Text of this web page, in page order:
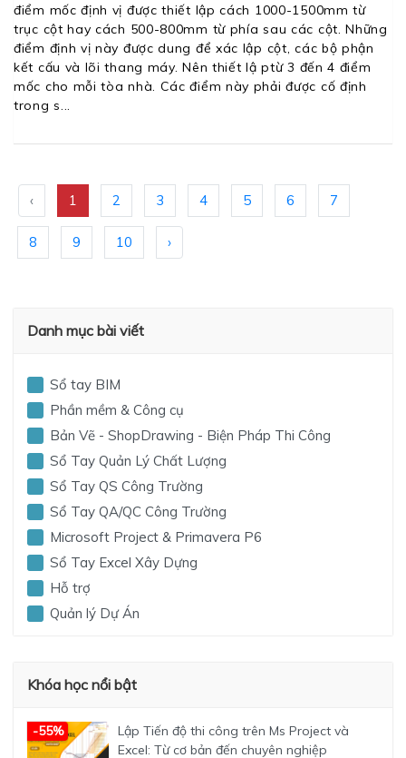
điểm mốc định vị được thiết lập cách 1000-1500mm từ
trục cột hay cách 500-800mm từ phía sau các cột. Những
điểm định vị này được dung để xác lập cột, các bộ phận
kết cấu và lõi thang máy. Nên thiết lậ ptừ 3 đến 4 điểm
mốc cho mỗi tòa nhà. Các điểm này phải được cố định
trong s
‹ 1 2 3 4 5 6 7
8 9 10 ›
Danh mục bài viết
Sổ tay BIM
Phần mềm & Công cụ
Bản Vẽ - ShopDrawing - Biện Pháp Thi Công
Sổ Tay Quản Lý Chất Lượng
Sổ Tay QS Công Trường
Sổ Tay QA/QC Công Trường
Microsoft Project & Primavera P6
Sổ Tay Excel Xây Dựng
Hỗ trợ
Quản lý Dự Án
Khóa học nổi bật
-55%
Lập Tiến độ thi công trên Ms Project và
Excel: Từ cơ bản đến chuyên nghiệp